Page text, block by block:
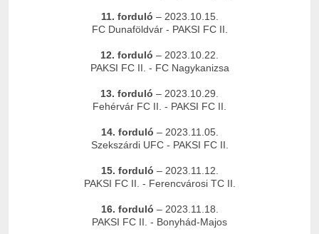
11. forduló – 2023.10.15.
FC Dunaföldvár - PAKSI FC II.
12. forduló – 2023.10.22.
PAKSI FC II. - FC Nagykanizsa
13. forduló – 2023.10.29.
Fehérvár FC II. - PAKSI FC II.
14. forduló – 2023.11.05.
Szekszárdi UFC - PAKSI FC II.
15. forduló – 2023.11.12.
PAKSI FC II. - Ferencvárosi TC II.
16. forduló – 2023.11.18.
PAKSI FC II. - Bonyhád-Majos